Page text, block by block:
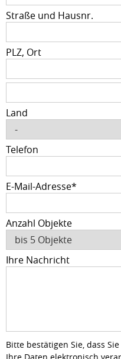
Straße und Hausnr.
PLZ, Ort
Land
Telefon
Pflichtfeld
E-Mail-Adresse*
Anzahl Objekte
Ihre Nachricht
Bitte bestätigen Sie, dass